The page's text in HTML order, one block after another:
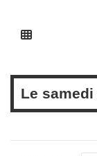
Le samedi